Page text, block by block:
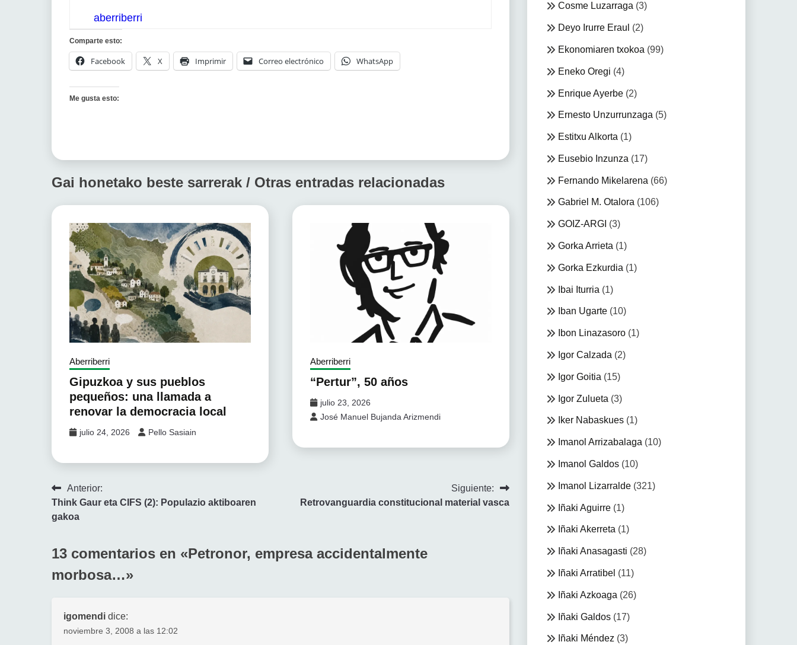
aberriberri
Comparte esto:
Facebook X Imprimir Correo electrónico WhatsApp
Me gusta esto:
Gai honetako beste sarrerak / Otras entradas relacionadas
Aberriberri
Gipuzkoa y sus pueblos
pequeños: una llamada a
renovar la democracia local
julio 24, 2026 Pello Sasiain
Aberriberri
“Pertur”, 50 años
julio 23, 2026
José Manuel Bujanda Arizmendi
Navegación
de
Anterior:
Think Gaur eta CIFS (2): Populazio aktiboaren
gakoa
Siguiente:
Retrovanguardia constitucional material vasca
13 comentarios en «Petronor, empresa accidentalmente
morbosa…»
igomendi dice:
noviembre 3, 2008 a las 12:02
Cosme Luzarraga (3)
Deyo Irurre Eraul (2)
Ekonomiaren txokoa (99)
Eneko Oregi (4)
Enrique Ayerbe(2)
Ernesto Unzurrunzaga (5)
Estitxu Alkorta (1)
Eusebio Inzunza (17)
Fernando Mikelarena (66)
Gabriel M. Otalora(106)
GOIZ-ARGI (3)
Gorka Arrieta (1)
Gorka Ezkurdia (1)
Ibai Iturria (1)
Iban Ugarte(10)
Ibon Linazasoro(1)
Igor Calzada (2)
Igor Goitia (15)
Igor Zulueta (3)
Iker Nabaskues(1)
Imanol Arrizabalaga (10)
Imanol Galdos(10)
Imanol Lizarralde(321)
Iñaki Aguirre(1)
Iñaki Akerreta(1)
Iñaki Anasagasti (28)
Iñaki Arratibel (11)
Iñaki Azkoaga (26)
Iñaki Galdos(17)
Iñaki Méndez(3)